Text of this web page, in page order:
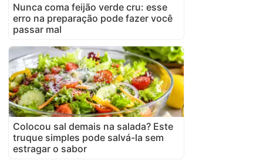
Nunca coma feijão verde cru: esse
erro na preparação pode fazer você
passar mal
Colocou sal demais na salada? Este
truque simples pode salvá-la sem
estragar o sabor